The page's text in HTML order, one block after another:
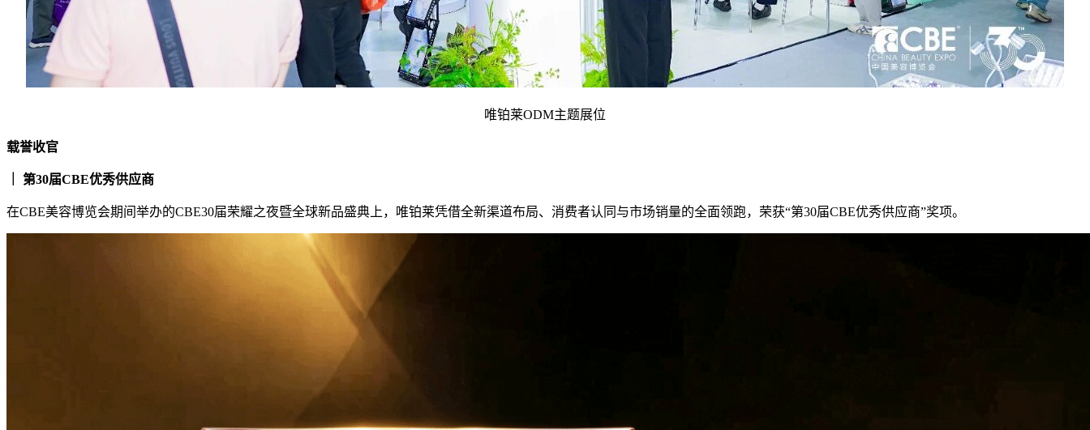
唯铂莱ODM主题展位
载誉收官
｜ 第30届CBE优秀供应商
在CBE美容博览会期间举办的CBE30届荣耀之夜暨全球新品盛典上，唯铂莱凭借全新渠道布局、消费者认同与市场销量的全面领跑，荣获“第30届CBE优秀供应商”奖项。